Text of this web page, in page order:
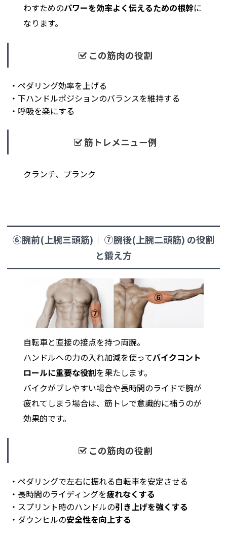
わすためのパワーを効率よく伝えるための根幹に
なります。
この筋肉の役割
・ペダリング効率を上げる
・下ハンドルポジションのバランスを維持する
・呼吸を楽にする
筋トレメニュー例
クランチ、プランク
⑥腕前(上腕三頭筋)｜ ⑦腕後(上腕二頭筋) の役割
と鍛え方
自転車と直接の接点を持つ両腕。
ハンドルへの力の入れ加減を使ってバイクコント
ロールに重要な役割を果たします。
バイクがブレやすい場合や長時間のライドで腕が
疲れてしまう場合は、筋トレで意識的に補うのが
効果的です。
この筋肉の役割
・ペダリングで左右に振れる自転車を安定させる
・長時間のライディングを疲れなくする
・スプリント時のハンドルの引き上げを強くする
・ダウンヒルの安全性を向上する